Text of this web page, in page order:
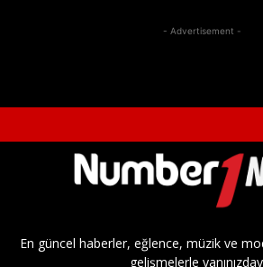
- Advertisement -
En güncel haberler, eğlence, müzik ve
gelişmelerle